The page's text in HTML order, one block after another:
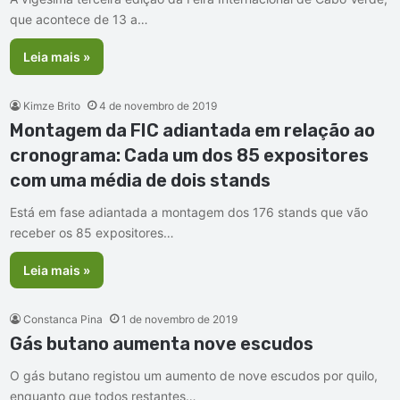
que acontece de 13 a…
Leia mais »
Kimze Brito 4 de novembro de 2019
Montagem da FIC adiantada em relação ao
cronograma: Cada um dos 85 expositores
com uma média de dois stands
Está em fase adiantada a montagem dos 176 stands que vão
receber os 85 expositores…
Leia mais »
Constanca Pina 1 de novembro de 2019
Gás butano aumenta nove escudos
O gás butano registou um aumento de nove escudos por quilo,
enquanto que todos restantes…